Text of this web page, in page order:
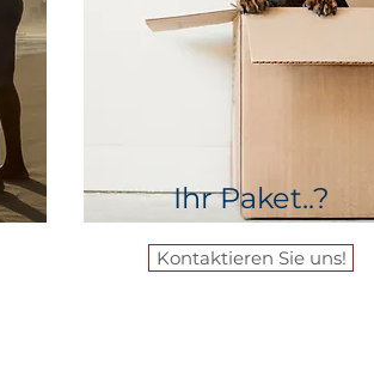
Ihr Paket..?
Kontaktieren Sie uns!